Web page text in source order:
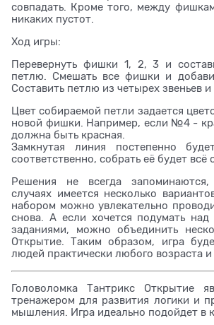
совпадать. Кроме того, между
никаких пустот.
Ход игры:
Перевернуть фишки 1, 2, 3 и
петлю. Смешать все фишки и
Составить петлю из четырех звеньев и
Цвет собираемой петли задается
новой фишки. Например, если №4 -
должна быть красная.
Замкнутая линия постепенно
соответственно, собрать её будет всё
Решения не всегда
случаях имеется несколько
набором можно увлекательно
снова. А если хочется подумать
заданиями, можно объединить
Открытие. Таким образом, игра
людей практически любого возраста и
Головоломка Тантрикс Открытие
тренажером для развития логики и
мышления. Игра идеально подойдет в